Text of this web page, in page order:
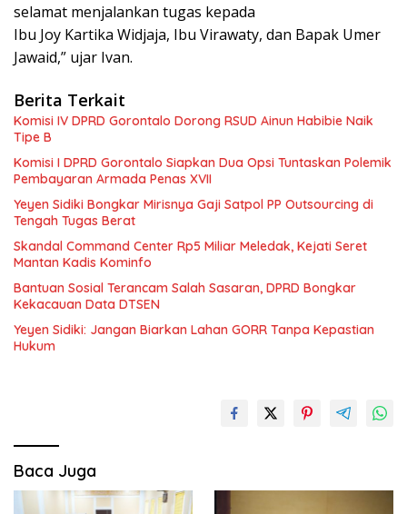
selamat menjalankan tugas kepada
Ibu Joy Kartika Widjaja, Ibu Virawaty, dan Bapak Umer
Jawaid,” ujar Ivan.
Berita Terkait
Komisi IV DPRD Gorontalo Dorong RSUD Ainun Habibie Naik
Tipe B
Komisi I DPRD Gorontalo Siapkan Dua Opsi Tuntaskan Polemik
Pembayaran Armada Penas XVII
Yeyen Sidiki Bongkar Mirisnya Gaji Satpol PP Outsourcing di
Tengah Tugas Berat
Skandal Command Center Rp5 Miliar Meledak, Kejati Seret
Mantan Kadis Kominfo
Bantuan Sosial Terancam Salah Sasaran, DPRD Bongkar
Kekacauan Data DTSEN
Yeyen Sidiki: Jangan Biarkan Lahan GORR Tanpa Kepastian
Hukum
Baca Juga